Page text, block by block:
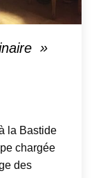
»
la Bastide
chargée
des